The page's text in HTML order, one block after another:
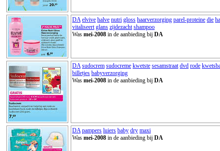
DA elvive halve nutri gloss haarverzorging parel-proteine die
vitaliseert glans zijdezacht shampoo
Was mei-2008 in de aanbieding bij DA
DA sudocrem sudocreme kwetste sesamstraat dvd rode
billetjes babyverzorging
Was mei-2008 in de aanbieding bij DA
DA pampers luiers baby dry maxi
Was mei-2008 in de aanbieding bij DA